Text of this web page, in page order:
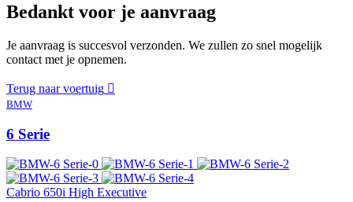
Bedankt voor je aanvraag
Je aanvraag is succesvol verzonden. We zullen zo snel mogelijk
contact met je opnemen.
Terug naar voertuig
BMW
6 Serie
Cabrio 650i High Executive